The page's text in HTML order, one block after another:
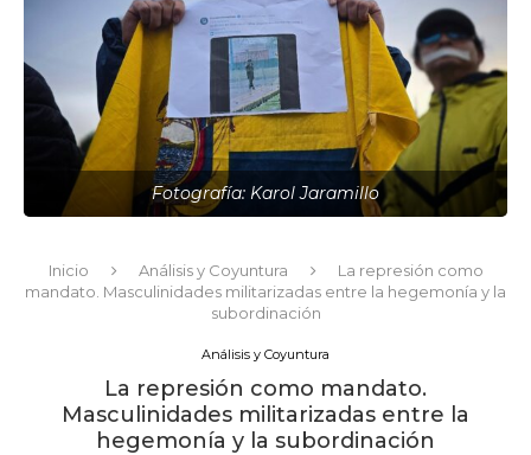
Fotografía: Karol Jaramillo
Inicio Análisis y Coyuntura
La represión como
mandato. Masculinidades militarizadas entre la hegemonía y la
subordinación
Análisis y Coyuntura
La represión como mandato.
Masculinidades militarizadas entre la
hegemonía y la subordinación